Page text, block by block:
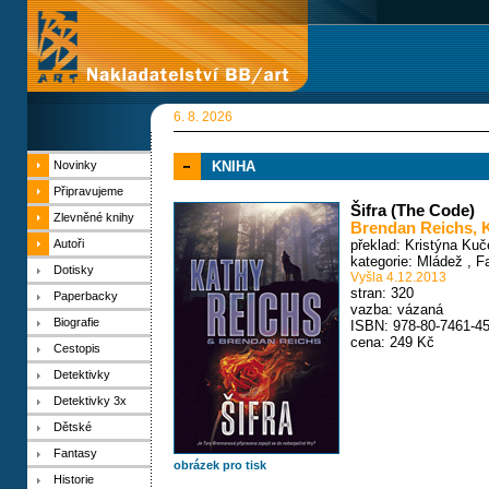
6. 8. 2026
Novinky
Připravujeme
Zlevněné knihy
Autoři
Dotisky
Paperbacky
Biografie
Cestopis
Detektivky
Detektivky 3x
Dětské
Fantasy
Historie
KNIHA
obrázek pro tisk
Šifra (The Code)
Brendan Reichs,
překlad: Kristýna
kategorie: Mládež ,
Vyšla 4.12.2013
stran: 320
vazba: vázaná
ISBN: 978-80-7461-
cena: 249 Kč